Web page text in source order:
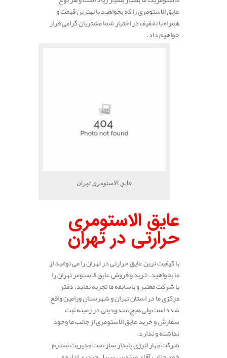
عایق الاستومری را که بخواهید با بهترین قیمت و
همراه با تخفیف در اختیار شما مشتریان گرامی قرار
خواهیم داد.
عایق الاستومری تهران
عایق الاستومری
حرارتی در تهران
با کیفیت ترین عایق حرارتی در تهران را می توانید از
ما بخواهید. خرید و فروش عایق الاستومر تهران را
با شرکت معتبر و باسابقه ما تجربه نماید. دفتر
مرکزی ما در استان تهران و شهرستان ورامین واقع
شده است ولی هیچ محدودیتی در زمینه ثبت
سفارش و خرید عایق الاستومری از جانب ما وجود
نداشته و ندارد.
شرکت مهار انرژی پایدار ساز تحت مدیریت محترم